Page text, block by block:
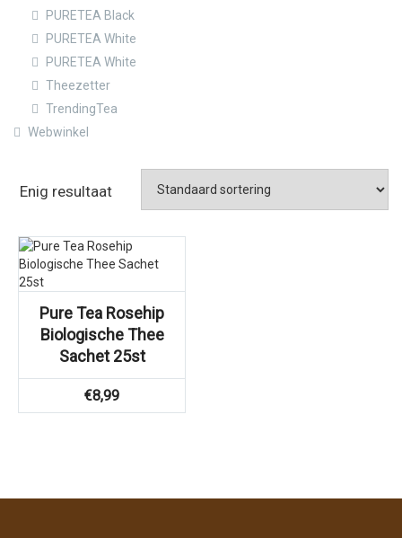
PURETEA Black
PURETEA White
PURETEA White
Theezetter
TrendingTea
Webwinkel
Enig resultaat
Pure Tea Rosehip
Biologische Thee
Sachet 25st
€8,99